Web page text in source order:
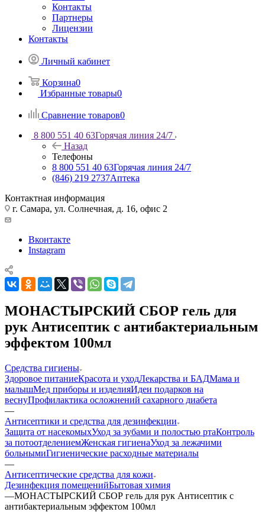
Контакты
Партнеры
Лицензии
Контакты
Личный кабинет
Корзина0
Избранные товары0
Сравнение товаров0
8 800 551 40 63Горячая линия 24/7
Назад
Телефоны
8 800 551 40 63Горячая линия 24/7
(846) 219 2737Аптека
Контактная информация
г. Самара, ул. Солнечная, д. 16, офис 2
Вконтакте
Instagram
МОНАСТЫРСКИЙ СБОР гель для
рук Антисептик с антибактериальным
эффектом 100мл
Средства гигиены
Здоровое питаниеКрасота и уходЛекарства и БАДМама и
малышМед приборы и изделияИдеи подарков на
веснуПрофилактика осложнений сахарного диабета
—
Антисептики и средства для дезинфекции
Защита от насекомыхУход за зубами и полостью ртаКонтроль
за потоотделениемЖенская гигиенаУход за лежачими
больнымиГигиенические расходные материалы
—
Антисептические средства для кожи
Дезинфекция помещенийБытовая химия
—МОНАСТЫРСКИЙ СБОР гель для рук Антисептик с
антибактериальным эффектом 100мл